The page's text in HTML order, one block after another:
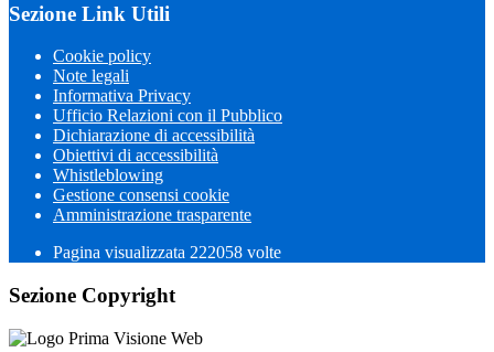
Sezione Link Utili
Cookie policy
Note legali
Informativa Privacy
Ufficio Relazioni con il Pubblico
Dichiarazione di accessibilità
Obiettivi di accessibilità
Whistleblowing
Gestione consensi cookie
Amministrazione trasparente
Pagina visualizzata 222058 volte
Sezione Copyright